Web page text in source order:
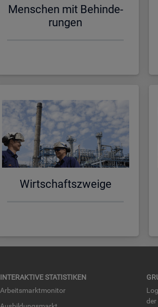
Men­schen mit Be­hin­de­
run­gen
Wirt­schafts­zwei­ge
IN­TER­AK­TI­VE STA­TIS­TI­KEN
Ar­beits­markt­mo­ni­tor
der